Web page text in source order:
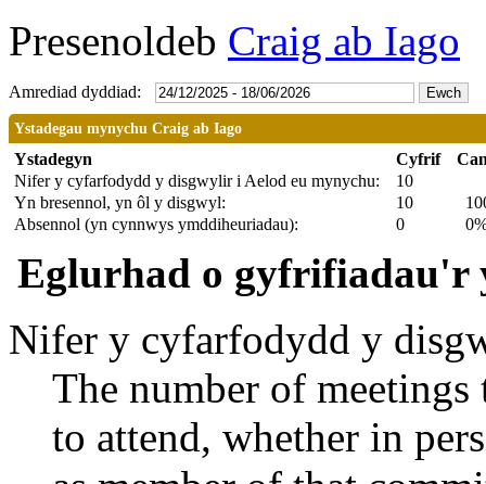
Presenoldeb Craig ab Iago
Amrediad dyddiad:
Ystadegau mynychu Craig ab Iago
Ystadegyn Cyfrif
Nifer y cyfarfodydd y disgwylir i Aelod eu mynychu:
10
Yn bresennol, yn ôl y disgwyl:
10
Absennol (yn cynnwys ymddiheuriadau):
0
Eglurhad o gyfrifiadau'r
Nifer y cyfarfodydd y
The number of
to attend, whether in